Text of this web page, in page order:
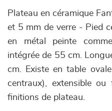
Plateau en céramique
et 5 mm de verre - Pied
en métal peinte
intégrée de 55 cm.
cm. Existe en table
centraux), extensible ou
finitions de plateau.